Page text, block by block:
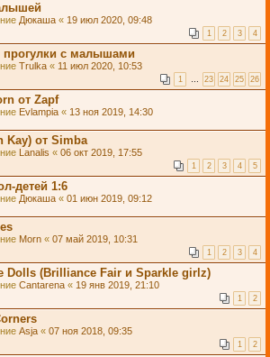
Дюкаша « 19 июл 2020, 09:48
1 2 3 4
прогулки с малышами
Trulka « 11 июл 2020, 10:53
1 … 23 24 25 26
от Zapf
Evlampia « 13 ноя 2019, 14:30
Kay) от Simba
Lanalis « 06 окт 2019, 17:55
1 2 3 4 5
детей 1:6
Дюкаша « 01 июн 2019, 09:12
Morn « 07 май 2019, 10:31
1 2 3 4
Dolls (Brilliance Fair и Sparkle girlz)
Cantarena « 19 янв 2019, 21:10
1 2
Asja « 07 ноя 2018, 09:35
1 2